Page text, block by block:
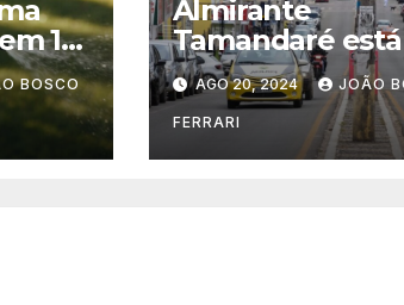
17
e
BOSCO
Almirante
Tamandaré
fim da lista das
melhores
AGO 20, 2024 JOÃO
FERRARI